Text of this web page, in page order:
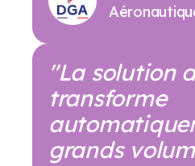
"La solution
transforme
grands